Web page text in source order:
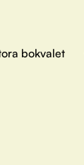
bokvalet